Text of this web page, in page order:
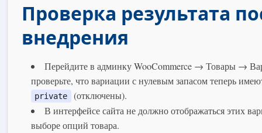
Проверка результата
внедрения
Перейдите в админку WooCommerce → Товары →
проверьте, что вариации с нулевым запасом теперь
private
(отключены).
В интерфейсе сайта не должно отображаться этих
выборе опций товара.